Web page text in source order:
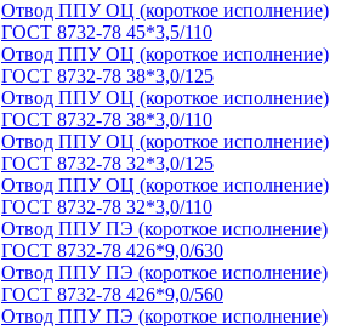
Отвод ППУ ОЦ (короткое исполнение)
ГОСТ 8732-78 45*3,5/110
Отвод ППУ ОЦ (короткое исполнение)
ГОСТ 8732-78 38*3,0/125
Отвод ППУ ОЦ (короткое исполнение)
ГОСТ 8732-78 38*3,0/110
Отвод ППУ ОЦ (короткое исполнение)
ГОСТ 8732-78 32*3,0/125
Отвод ППУ ОЦ (короткое исполнение)
ГОСТ 8732-78 32*3,0/110
Отвод ППУ ПЭ (короткое исполнение)
ГОСТ 8732-78 426*9,0/630
Отвод ППУ ПЭ (короткое исполнение)
ГОСТ 8732-78 426*9,0/560
Отвод ППУ ПЭ (короткое исполнение)